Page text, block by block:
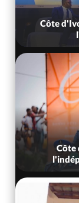
Côte
Côte